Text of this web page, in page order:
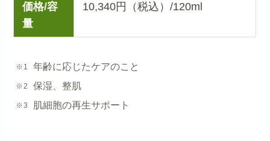
価格/容
量
10,340円（税込）/120ml
年齢に応じたケアのこと
保湿、整肌
肌細胞の再生サポート